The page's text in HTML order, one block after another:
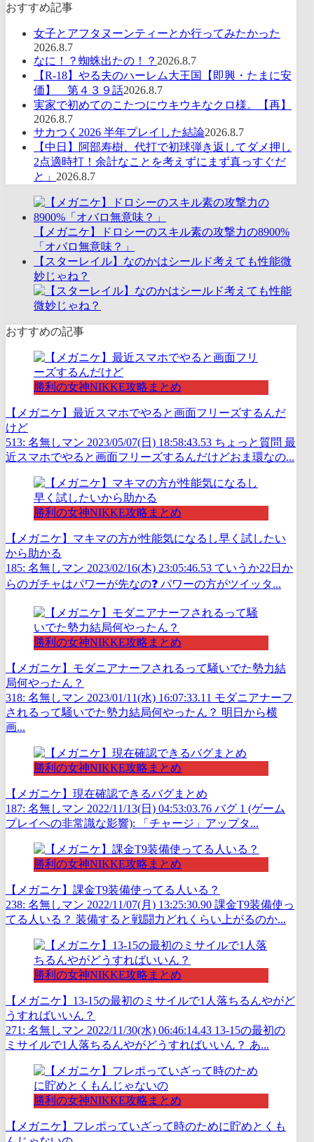
おすすめ記事
女子とアフタヌーンティーとか行ってみたかった
2026.8.7
なに！？蜘蛛出たの！？ 2026.8.7
【R-18】やる夫のハーレム大王国【即興・たまに安
価】 第４３９話2026.8.7
実家で初めてのこたつにウキウキなクロ様。【再】
2026.8.7
サカつく2026 半年プレイした結論2026.8.7
【中日】阿部寿樹、代打で初球弾き返してダメ押し
2点適時打！余計なことを考えずにまず真っすぐだ
と」 2026.8.7
【メガニケ】ドロシーのスキル素の攻撃力の8900%
「オバロ無意味？」
【スターレイル】なのかはシールド考えても性能微
妙じゃね？
おすすめの記事
勝利の女神NIKKE攻略まとめ
【メガニケ】最近スマホでやると画面フリーズするんだ
けど
513: 名無しマン 2023/05/07(日) 18:58:43.53 ちょっと質問 最
近スマホでやると画面フリーズするんだけどおま環なの...
勝利の女神NIKKE攻略まとめ
【メガニケ】マキマの方が性能気になるし早く試したい
から助かる
185: 名無しマン 2023/02/16(木) 23:05:46.53 ていうか22日か
らのガチャはパワーが先なの❓ パワーの方がツイッタ...
勝利の女神NIKKE攻略まとめ
【メガニケ】モダニアナーフされるって騒いでた勢力結
局何やったん？
318: 名無しマン 2023/01/11(水) 16:07:33.11 モダニアナーフ
されるって騒いでた勢力結局何やったん？ 明日から横
画...
勝利の女神NIKKE攻略まとめ
【メガニケ】現在確認できるバグまとめ
187: 名無しマン 2022/11/13(日) 04:53:03.76 バグ 1 (ゲーム
プレイへの非常識な影響): 「チャージ」アップタ...
勝利の女神NIKKE攻略まとめ
【メガニケ】課金T9装備使ってる人いる？
238: 名無しマン 2022/11/07(月) 13:25:30.90 課金T9装備使っ
てる人いる？ 装備すると戦闘力どれくらい上がるのか...
勝利の女神NIKKE攻略まとめ
【メガニケ】13-15の最初のミサイルで1人落ちるんやがど
うすればいいん？
271: 名無しマン 2022/11/30(水) 06:46:14.43 13-15の最初の
ミサイルで1人落ちるんやがどうすればいいん？ あ...
勝利の女神NIKKE攻略まとめ
【メガニケ】フレポっていざって時のために貯めとくも